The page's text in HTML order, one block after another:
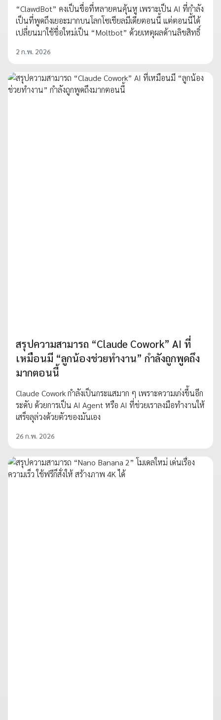
“ClawdBot” คงเป็นชื่อที่หลายคนคุ้นหู เพราะเป็น AI ที่กำลัง
เป็นที่พูดถึงเยอะมากบนโลกโซเชียลมีเดียตอนนี้ แต่ตอนนี้ได้
เปลี่ยนมาใช้ชื่อใหม่เป็น “Moltbot” ด้วยเหตุผลด้านลิขสิทธิ์
2 ก.พ. 2026
สรุปความสามารถ “Claude Cowork” AI ที่
เหมือนมี “ลูกน้องช่วยทำงาน” กำลังถูกพูดถึง
มากตอนนี้
Claude Cowork กำลังเป็นกระแสมาก ๆ เพราะความเก่งขึ้นอีก
ระดับ ด้วยการเป็น AI Agent หรือ AI ที่ช่วยเราลงมือทำงานให้
เสร็จลุล่วงด้วยตัวของมันเอง
26 ก.พ. 2026